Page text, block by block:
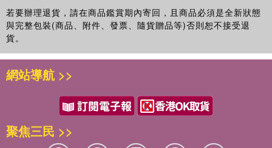
This book will prove valuable for anyone in need of
reliable, up-to-date information on the individuals and
organizations involved in classical music.
若要辦理退貨，請在商品鑑賞期內寄回，且商品必須是全新狀態
與完整包裝(商品、附件、發票、隨貨贈品等)否則恕不接受退
貨。
網站導航 >>
聚焦三民 >>